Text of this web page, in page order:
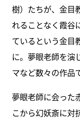
樹）たちが、金目
れることなく霞谷
ているという金目
に。夢眼老師を演
マなど数々の作品
夢眼老師に会った
こから幻妖斎に対